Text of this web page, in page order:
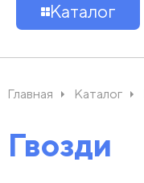
Каталог
Главная Каталог
Гвозди